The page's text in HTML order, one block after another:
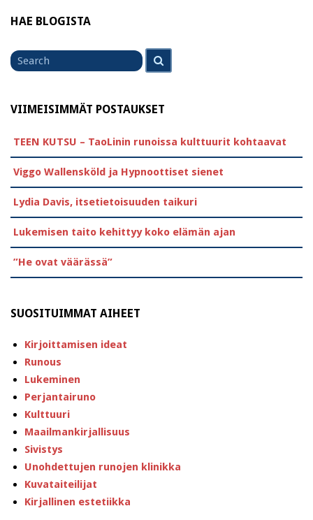
HAE BLOGISTA
Search
for
VIIMEISIMMÄT POSTAUKSET
TEEN KUTSU – TaoLinin runoissa kulttuurit kohtaavat
Viggo Wallensköld ja Hypnoottiset sienet
Lydia Davis, itsetietoisuuden taikuri
Lukemisen taito kehittyy koko elämän ajan
”He ovat väärässä”
SUOSITUIMMAT AIHEET
Kirjoittamisen ideat
Runous
Lukeminen
Perjantairuno
Kulttuuri
Maailmankirjallisuus
Sivistys
Unohdettujen runojen klinikka
Kuvataiteilijat
Kirjallinen estetiikka